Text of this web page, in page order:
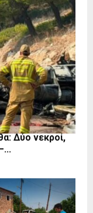
Δύο νεκροί,